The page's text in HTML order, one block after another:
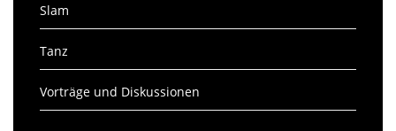
Slam
Tanz
Vorträge und Diskussionen